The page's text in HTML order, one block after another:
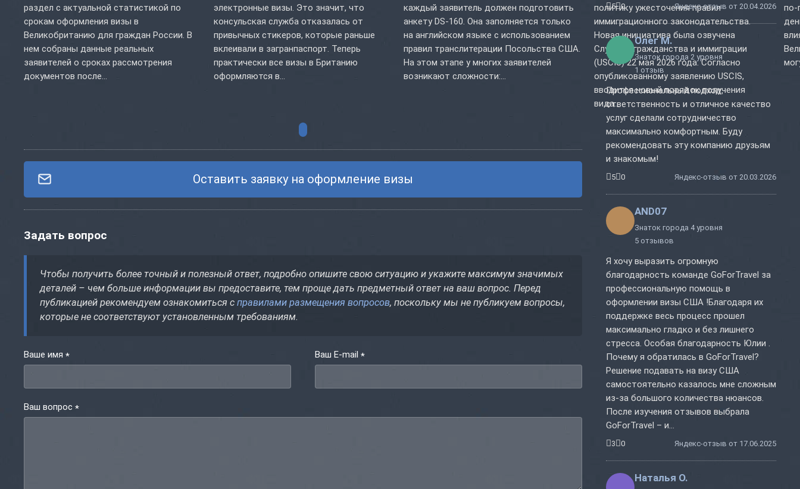
раздел с актуальной статистикой по
срокам оформления визы в
Великобританию для граждан России. В
нем собраны данные реальных
заявителей о сроках рассмотрения
документов после...
электронные визы. Это значит, что
консульская служба отказалась от
привычных стикеров, которые раньше
вклеивали в загранпаспорт. Теперь
практически все визы в Британию
оформляются в...
каждый заявитель должен подготовить
анкету DS-160. Она заполняется только
на английском языке с использованием
правил транслитерации Посольства США.
На этом этапе у многих заявителей
возникают сложности:...
политику ужесточения правил
иммиграционного законодательства.
Новая инициатива была озвучена
Службой гражданства и иммиграции
(USCIS) 22 мая 2026 года. Согласно
опубликованному заявлению USCIS,
вводится новый порядок получения
вида...
по-
Оставить заявку на оформление визы
Задать вопрос
Чтобы получить более точный и полезный ответ, подробно опишите свою ситуацию и укажите максимум значимых
деталей – чем больше информации вы предоставите, тем проще дать предметный ответ на ваш вопрос. Перед
публикацией рекомендуем ознакомиться с правилами размещения вопросов, поскольку мы не публикуем вопросы,
которые не соответствуют установленным требованиям.
Ваше имя * Ваш E-mail *
Ваш вопрос *
5 0 Яндекс-отзыв от 20.04.2026
Олег М.
Знаток города 2 уровня
1 отзыв
Профессиональный подход,
ответственность и отличное качество
услуг сделали сотрудничество
максимально комфортным. Буду
рекомендовать эту компанию друзьям
и знакомым!
5 0 Яндекс-отзыв от 20.03.2026
AND07
Знаток города 4 уровня
5 отзывов
Я хочу выразить огромную
благодарность команде GoForTravel за
профессиональную помощь в
оформлении визы США !Благодаря их
поддержке весь процесс прошел
максимально гладко и без лишнего
стресса. Особая благодарность Юлии .
Почему я обратилась в GoForTravel?
Решение подавать на визу США
самостоятельно казалось мне сложным
из-за большого количества нюансов.
После изучения отзывов выбрала
GoForTravel – и...
3 0 Яндекс-отзыв от 17.06.2025
Наталья О.